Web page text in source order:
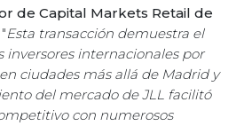
de Capital Markets Retail de
Esta transacción demuestra el
inversores internacionales por
ciudades más allá de Madrid y
del mercado de JLL facilitó
con numerosos